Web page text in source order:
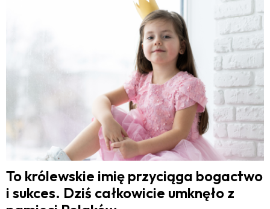
To królewskie imię przyciąga bogactwo
i sukces. Dziś całkowicie umknęło z